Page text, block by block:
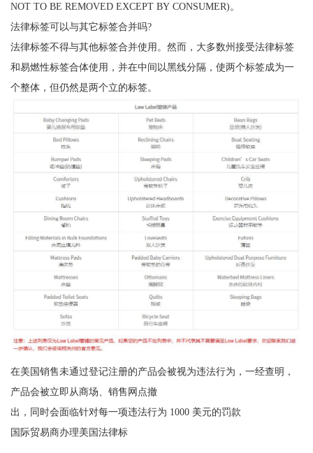
NOT TO BE REMOVED EXCEPT BY CONSUMER)。
法律标签可以与其它标签合并吗?
法律标签不得与其他标签合并使用。然而，大多数州接受法律标签
和易燃性标签合体使用，并在中间以黑线分隔，使两个标签成为一
个整体，但仍然是两个立的标签。
在美国销售未通过登记注册的产品会被视为违法行为，一经查明，
产品会被立即从商场、销售网点撤
出，同时会面临针对每一项违法行为 1000 美元的罚款
国际贸易商办理美国法律标